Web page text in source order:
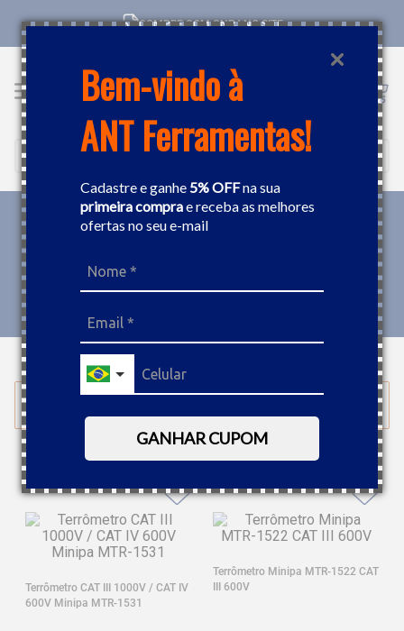
Bem-vindo à
ANT Ferramentas!
Cadastre e ganhe5% OFFna sua
primeira comprae receba as melhores
ofertas no seu e-mail
GANHAR CUPOM
COMPRE COM CNPJ NO SITE
Buscar
Terrômetro CAT III 1000V / CAT IV
600V Minipa MTR-1531
Terrômetro Minipa MTR-1522 CAT
III 600V